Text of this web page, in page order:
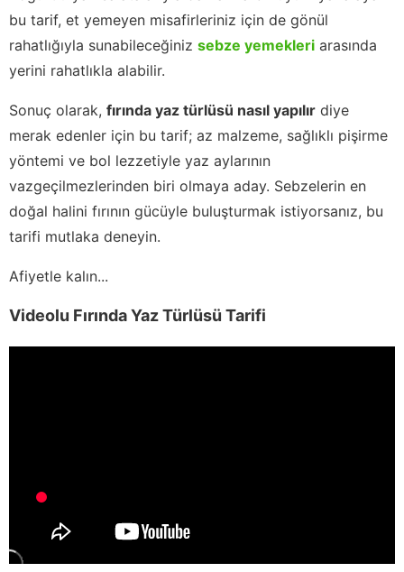
bu tarif, et yemeyen misafirleriniz için de gönül
rahatlığıyla sunabileceğiniz sebze yemekleri arasında
yerini rahatlıkla alabilir.
Sonuç olarak, fırında yaz türlüsü nasıl yapılır diye
merak edenler için bu tarif; az malzeme, sağlıklı pişirme
yöntemi ve bol lezzetiyle yaz aylarının
vazgeçilmezlerinden biri olmaya aday. Sebzelerin en
doğal halini fırının gücüyle buluşturmak istiyorsanız, bu
tarifi mutlaka deneyin.
Afiyetle kalın...
Videolu Fırında Yaz Türlüsü Tarifi